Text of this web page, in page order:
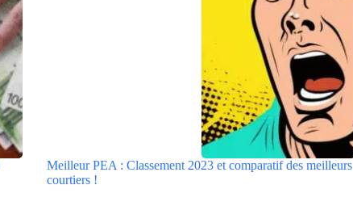
Meilleur PEA : Classement 2023 et comparatif des meilleurs
courtiers !